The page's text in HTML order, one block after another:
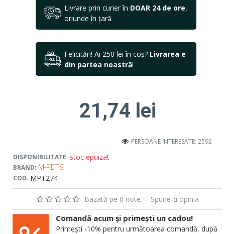
Livrare prin curier în DOAR 24 de ore,
oriunde în țară
Felicitări! Ai 250 lei în coș? Livrarea e
din partea noastră!
DISPONIBILITATE: stoc epuizat
BRAND: M-PETS
COD: MPT274
PERSOANE INTERESATE: 2592
Bazată pe 0 note. - Spune-ţi opinia
21,74 lei
Comandă acum și primești un cadou!
Primești -10% pentru următoarea comandă, după